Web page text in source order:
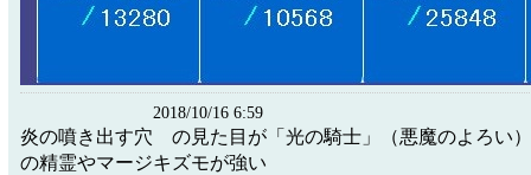
2018/10/16 6:59
炎の噴き出す穴 の見た目が「光の騎士」（悪魔のよろい
の精霊やマージキズモが強い